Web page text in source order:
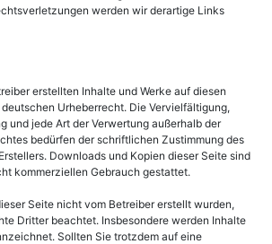
werden wir derartige Links
erstellten Inhalte und Werke auf diesen
Urheberrecht. Die Vervielfältigung,
und jede Art der Verwertung außerhalb der
bedürfen der schriftlichen Zustimmung des
Downloads und Kopien dieser Seite sind
kommerziellen Gebrauch gestattet.
Seite nicht vom Betreiber erstellt wurden,
Dritter beachtet. Insbesondere werden Inhalte
Sollten Sie trotzdem auf eine